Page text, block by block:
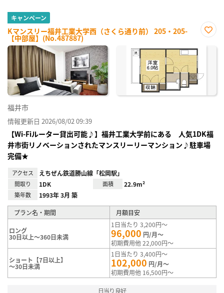
キャンペーン
Kマンスリー福井工業大学西（さくら通り前） 205・205-
【中部屋】(No.487887)
に入
福井市
情報更新日 2026/08/02 09:39
【Wi-Fiルーター貸出可能♪】福井工業大学前にある 人気1DK福
井市街リノベーションされたマンスリーリーマンション♪駐車場
完備★
アクセス えちぜん鉄道勝山線「松岡駅」
間取り 1DK 面積 22.9m²
築年数 1993年 3月 築
プラン名・期間 月額目安
ロング
30日以上～360日未満
1日当たり 3,200円～
96,000 円/月～
初期費用他 22,000円～
ショート【7日以上】
～30日未満
1日当たり 3,400円～
102,000 円/月～
初期費用他 16,500円～
日当り良好